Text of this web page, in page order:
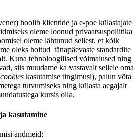
hoolib klientide ja e-poe külastajate
oleme loonud privaatsuspoliitika
oleme lähtunud sellest, et kõik
oleks hoitud tänapäevaste standardite
Kuna tehnoloogilised võimalused ning
siis muudame ka vastavalt sellele oma
cookies kasutamise tingimusi), palun võta
tutvumiseks ning külasta aegajalt
kursis olla.
kasutamine
andmeid: